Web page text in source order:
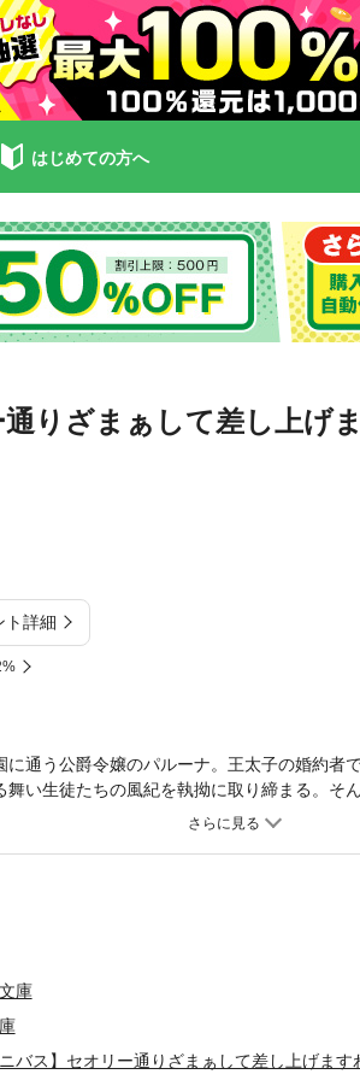
はじめての方へ
りざまぁして差し上げ
ト詳細
に通う公爵令嬢のパルーナ。王太子の婚約者
い生徒たちの風紀を執拗に取り締まる。そ
ルートを突き進むパルーナの思惑とは!?――
ですが、殿下はどうするおつもりですか？
ッタ。結ばれることはないと知りながらも
嬢とまで呼ばれるようになったデイジア。
のメイが知った真実とは――「我儘悪魔令嬢
？ 望むところです～」四人の悪役令嬢が運
庫
ニバス】セオリー通りざまぁして差し上げま